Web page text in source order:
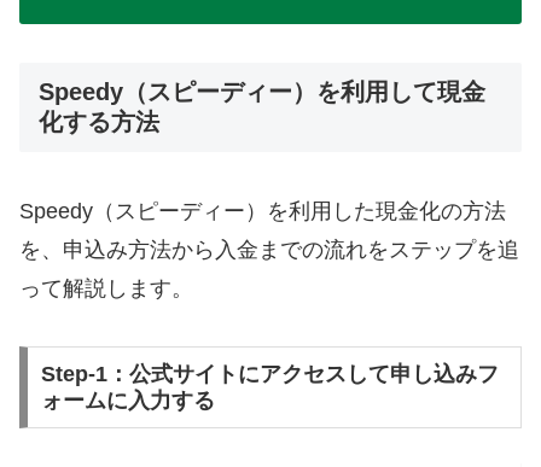
Speedy（スピーディー）を利用して現金
化する方法
Speedy（スピーディー）を利用した現金化の方法
を、申込み方法から入金までの流れをステップを追
って解説します。
Step-1：公式サイトにアクセスして申し込みフ
ォームに入力する